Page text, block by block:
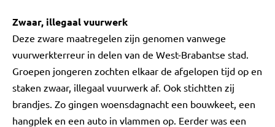
Zwaar, illegaal vuurwerk
Deze zware maatregelen zijn genomen vanwege
vuurwerkterreur in delen van de West-Brabantse stad.
Groepen jongeren zochten elkaar de afgelopen tijd op en
staken zwaar, illegaal vuurwerk af. Ook stichtten zij
brandjes. Zo gingen woensdagnacht een bouwkeet, een
hangplek en een auto in vlammen op. Eerder was een